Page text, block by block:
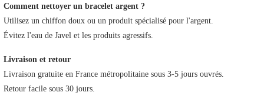
Comment nettoyer un bracelet argent ?
Utilisez un chiffon doux ou un produit spécialisé pour l'argent.
Évitez l'eau de Javel et les produits agressifs.
Livraison et retour
Livraison gratuite en France métropolitaine sous 3-5 jours ouvrés.
Retour facile sous 30 jours.